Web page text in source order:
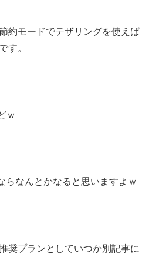
約モードでテザリングを使えば
す。
ｗ
らなんとかなると思いますよｗ
奨プランとしていつか別記事に